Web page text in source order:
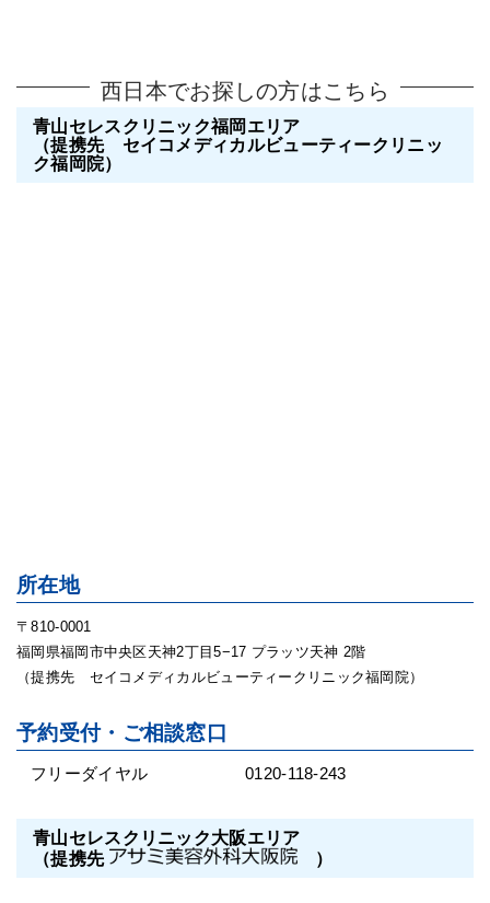
西日本でお探しの方はこちら
青山セレスクリニック福岡エリア
（提携先 セイコメディカルビューティークリニッ
ク福岡院）
所在地
〒810-0001
福岡県福岡市中央区天神2丁目5−17 プラッツ天神 2階
（提携先 セイコメディカルビューティークリニック福岡院）
予約受付・ご相談窓口
フリーダイヤル 0120-118-243
青山セレスクリニック大阪エリア
（提携先
）